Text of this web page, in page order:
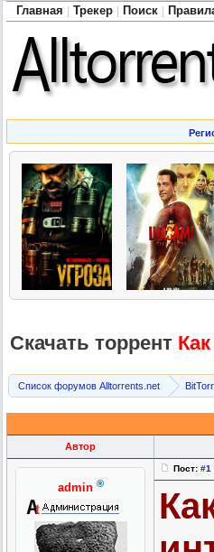
Главная Трекер Поиск
Скачать торрент
Список форумов Alltorrents.net
Автор
admin ®
Пост: #1